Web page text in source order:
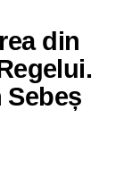
Gârbova
publicului va fi
comunei vor fi
Mediu, unde
din